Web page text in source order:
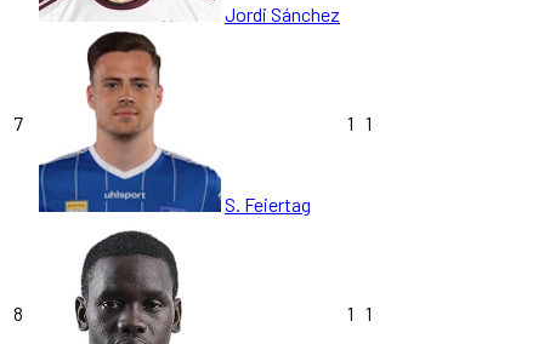
Jordi Sánchez
7
S. Feiertag
1 1
8 1 1